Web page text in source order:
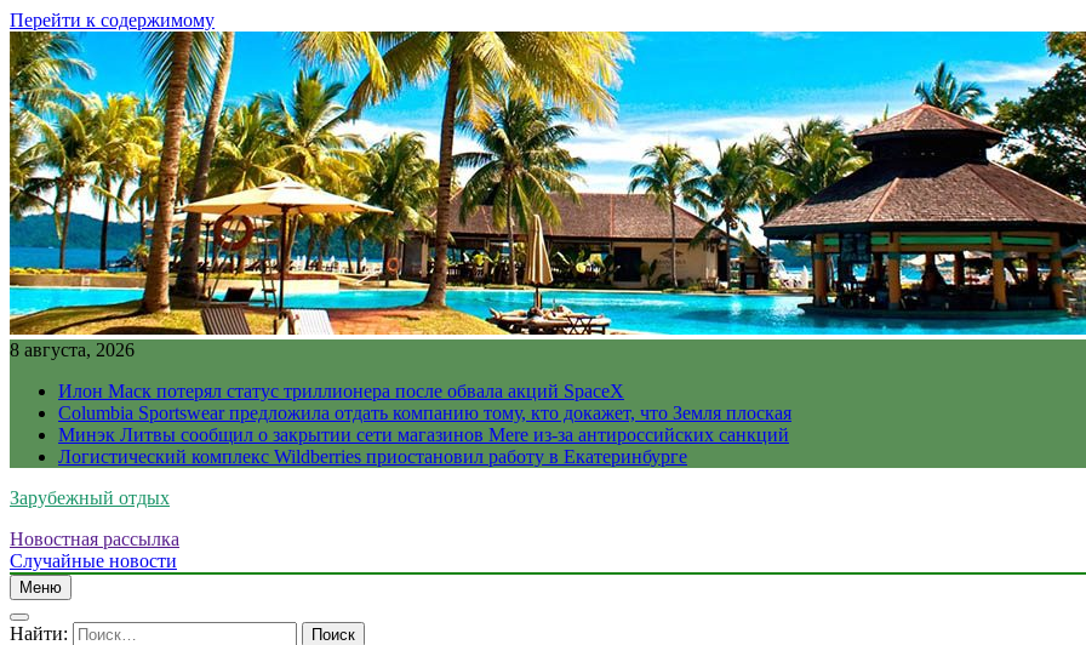
Перейти к содержимому
8 августа, 2026
Илон Маск потерял статус триллионера после обвала акций SpaceX
Columbia Sportswear предложила отдать компанию тому, кто докажет, что Земля плоская
Минэк Литвы сообщил о закрытии сети магазинов Mere из-за антироссийских санкций
Логистический комплекс Wildberries приостановил работу в Екатеринбурге
Зарубежный отдых
Новостная рассылка
Случайные новости
Меню
Найти: